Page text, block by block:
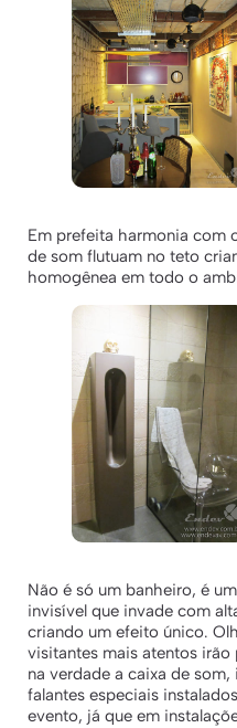
Em prefeita harmonia com
de som flutuam no teto
homogênea em todo o
Não é só um banheiro, é
invisível que invade com
criando um efeito único.
visitantes mais atentos
na verdade a caixa de
falantes especiais
evento, já que em